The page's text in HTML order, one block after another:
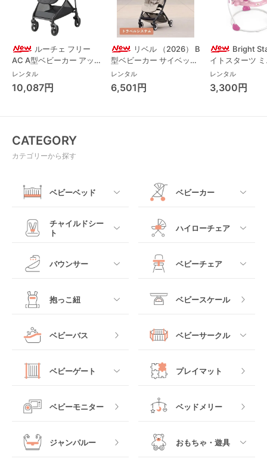
ルーチェ フリー
AC A型ベビーカー アッ
プリカ(Aprica) A型ベビ
ーカー アップリカ
(Aprica)
レンタル
10,087円
リベル （2026） B
型ベビーカー サイベック
ス(cybex)
レンタル
6,501円
Bright
イトスターツ
ス フォーエバ
レンド ジャン
パルー キッズ
レンタル
3,300円
CATEGORY
カテゴリーから探す
ベビーベッド
すべて
レギュラーサイズベビ
ベッドインベッド
クーファン
マットレス・布団
ベビーベッドその他
ベビーカー
すべて
ベビーカーその他
チャイルドシー
ト
すべて
ジュニアシート
チャイルドシートその
他
ハイローチェア
すべて
バウンサー
すべて
ロッキングタイプ
ベビーチェア
すべて
テーブルチェア
抱っこ紐
すべて
抱っこ紐その他
ベビースケール
ベビーバス ベビーサークル
すべて
木製
ベビーゲート
すべて
プレイマット
ベビーモニター ベッドメリー
ジャンパルー おもちゃ・遊具